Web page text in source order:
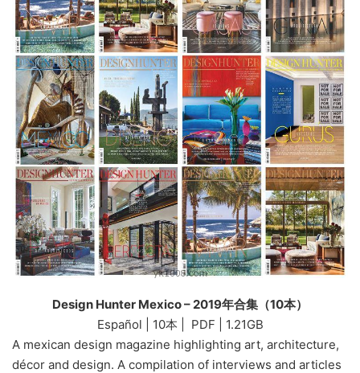
Design Hunter Mexico – 2019年合集（10本）
Español | 10本 | PDF | 1.21GB
A mexican design magazine highlighting art, architecture,
décor and design. A compilation of interviews and articles